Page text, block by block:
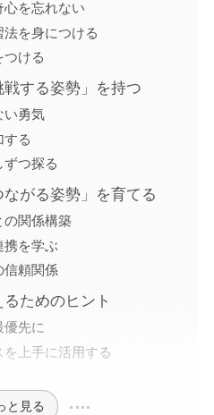
心を忘れない
を身につける
つける
する姿勢」を持つ
い勇気
する
ずつ探る
がる姿勢」を育てる
の関係構築
携を学ぶ
信頼関係
ためのヒント
優先に
上手に活用する
と見る